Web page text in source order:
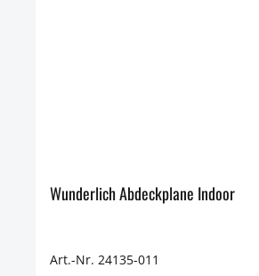
Wunderlich Abdeckplane Indoor
Art.-Nr. 24135-011